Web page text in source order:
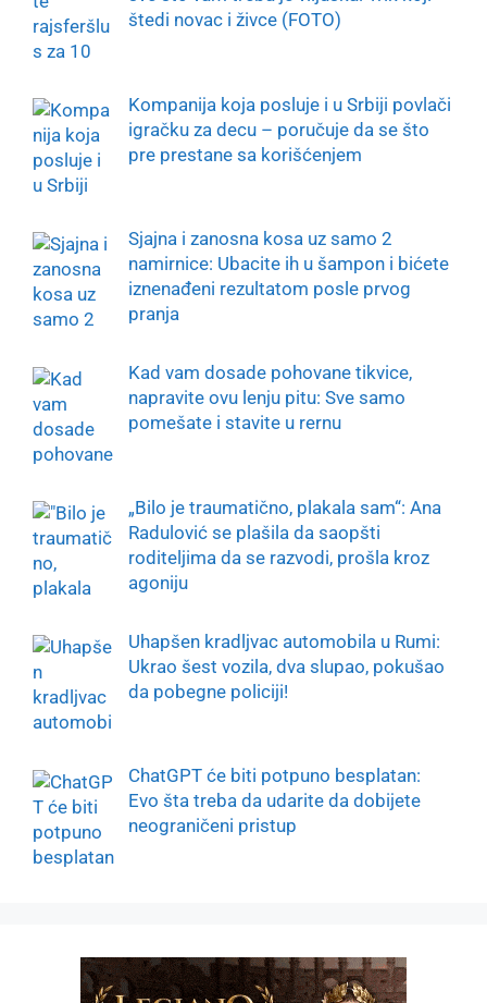
štedi novac i živce (FOTO)
Kompanija koja posluje i u Srbiji povlači
igračku za decu – poručuje da se što
pre prestane sa korišćenjem
Sjajna i zanosna kosa uz samo 2
namirnice: Ubacite ih u šampon i bićete
iznenađeni rezultatom posle prvog
pranja
Kad vam dosade pohovane tikvice,
napravite ovu lenju pitu: Sve samo
pomešate i stavite u rernu
„Bilo je traumatično, plakala sam“: Ana
Radulović se plašila da saopšti
roditeljima da se razvodi, prošla kroz
agoniju
Uhapšen kradljvac automobila u Rumi:
Ukrao šest vozila, dva slupao, pokušao
da pobegne policiji!
ChatGPT će biti potpuno besplatan:
Evo šta treba da udarite da dobijete
neograničeni pristup